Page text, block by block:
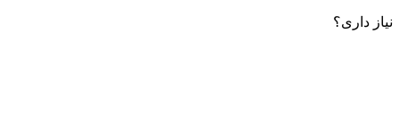
نیاز داری؟